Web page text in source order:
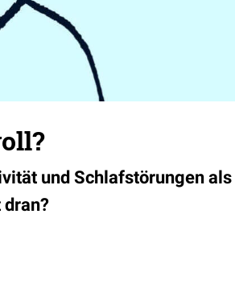
und Schlafstörungen als